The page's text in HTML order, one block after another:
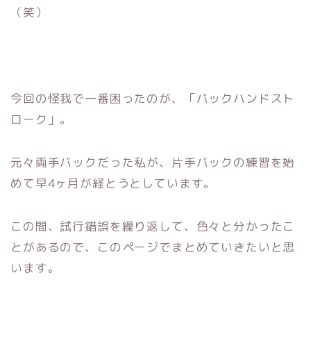
（笑）
今回の怪我で一番困ったのが、「バックハンドスト
ローク」。
元々両手バックだった私が、片手バックの練習を始
めて早4ヶ月が経とうとしています。
この間、試行錯誤を繰り返して、色々と分かったこ
とがあるので、このページでまとめていきたいと思
います。